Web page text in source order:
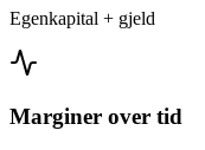
Egenkapital + gjeld
Marginer over tid